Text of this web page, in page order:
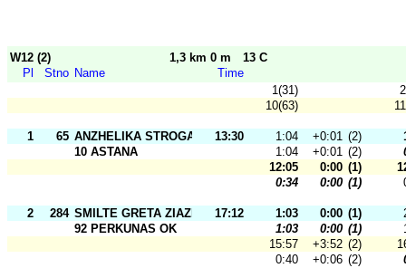
W12 (2) 1,3 km 0 m
13 C
Pl
Stno Name
Time
1(31)
10(63)
1 65 ANZHELIKA STROGATSKAYA
13:30 1:04 +0:01 (2)
10 ASTANA
1:04 +0:01 (2)
12:05
0:00 (1)
0:34
0:00 (1)
2 284 SMILTE GRETA ZIAZIULYTE
17:12 1:03 0:00 (1)
92 PERKUNAS OK
1:03 0:00 (1)
15:57
+3:52 (2)
0:40
+0:06 (2)